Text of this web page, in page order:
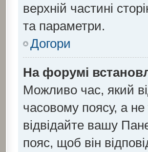
верхній частині
та параметри.
Догори
На форумі
Можливо час, який
часовому поясу, а
відвідайте вашу
пояс, щоб він